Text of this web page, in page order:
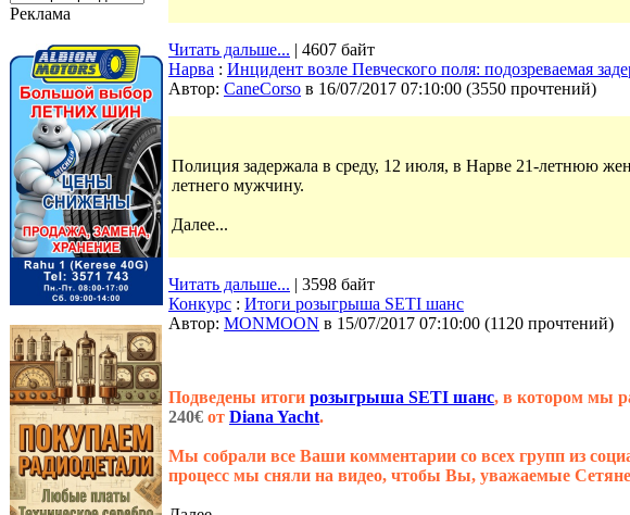
Реклама
Читать дальше... | 4607 байт
Нарва : Инцидент возле Певческого поля: подозреваемая
Автор: CaneCorso в 16/07/2017 07:10:00 (3550 прочтений)
Полиция задержала в среду, 12 июля, в Нарве 21-летнюю
летнего мужчину.
Далее...
Читать дальше... | 3598 байт
Конкурс : Итоги розыгрыша SETI шанс
Автор: MONMOON в 15/07/2017 07:10:00 (1120 прочтений)
Подведены итоги розыгрыша SETI шанс, в котором мы
240€ от Diana Yacht.
Мы собрали все Ваши комментарии со всех групп из
процесс мы сняли на видео, чтобы Вы, уважаемые